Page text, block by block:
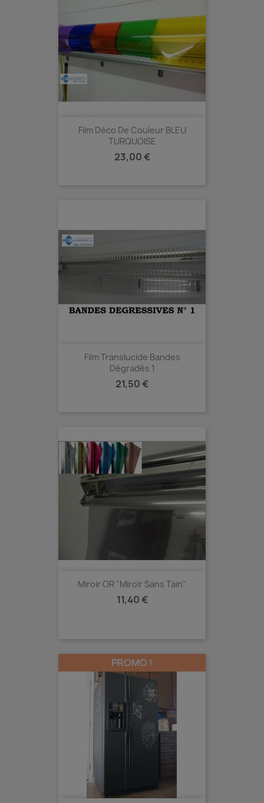
Film Déco De Couleur BLEU
TURQUOISE
Prix
23,00 €
Film Translucide Bandes
Dégradés 1
Prix
21,50 €
Miroir OR "miroir Sans Tain"
Prix
11,40 €
PROMO !